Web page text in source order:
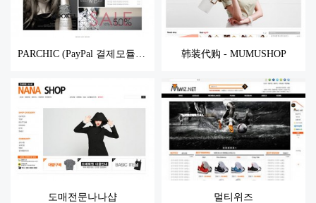
韩装代购 - MUMUSHOP
도매전문나나샵 멀티위즈